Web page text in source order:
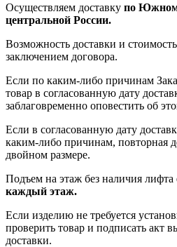
Осуществляем доставку по
центральной России.
Возможность доставки и
заключением договора.
Если по каким-либо причинам
товар в согласованную дату
заблаговременно оповестить об
Если в согласованную дату
каким-либо причинам, повторная
двойном размере.
Подъем на этаж без наличия лифта
каждый этаж.
Если изделию не требуется
проверить товар и подписать акт
доставки.